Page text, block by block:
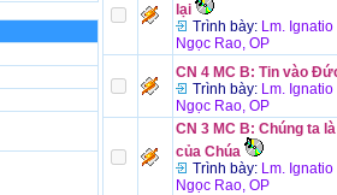
lại
Trình bày: Lm.
Ngọc Rao, OP
CN 4 MC B: Tin vào
Trình bày: Lm.
Ngọc Rao, OP
CN 3 MC B: Chúng ta
của Chúa
Trình bày: Lm.
Ngọc Rao, OP